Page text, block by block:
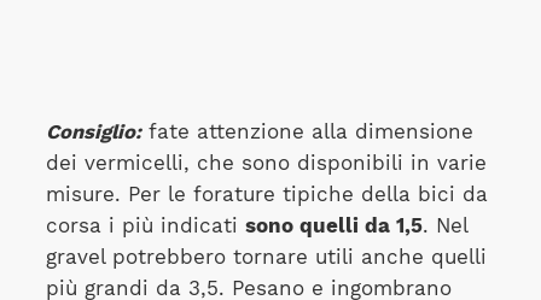
Consiglio:fate attenzione alla dimensione
dei vermicelli, che sono disponibili in varie
misure. Per le forature tipiche della bici da
corsa i più indicati sono quelli da 1,5. Nel
gravel potrebbero tornare utili anche quelli
più grandi da 3,5. Pesano e ingombrano